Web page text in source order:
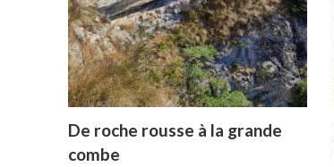
De roche rousse à la grande
combe